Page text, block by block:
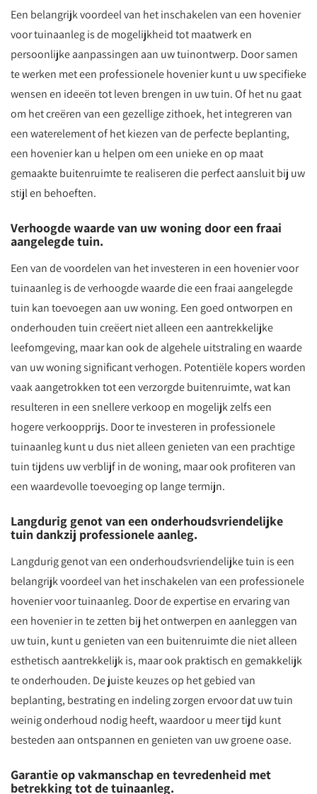
Een belangrijk voordeel van het inschakelen van een hovenier
voor tuinaanleg is de mogelijkheid tot maatwerk en
persoonlijke aanpassingen aan uw tuinontwerp. Door samen
te werken met een professionele hovenier kunt u uw specifieke
wensen en ideeën tot leven brengen in uw tuin. Of het nu gaat
om het creëren van een gezellige zithoek, het integreren van
een waterelement of het kiezen van de perfecte beplanting,
een hovenier kan u helpen om een unieke en op maat
gemaakte buitenruimte te realiseren die perfect aansluit bij uw
stijl en behoeften.
Verhoogde waarde van uw woning door een fraai
aangelegde tuin.
Een van de voordelen van het investeren in een hovenier voor
tuinaanleg is de verhoogde waarde die een fraai aangelegde
tuin kan toevoegen aan uw woning. Een goed ontworpen en
onderhouden tuin creëert niet alleen een aantrekkelijke
leefomgeving, maar kan ook de algehele uitstraling en waarde
van uw woning significant verhogen. Potentiële kopers worden
vaak aangetrokken tot een verzorgde buitenruimte, wat kan
resulteren in een snellere verkoop en mogelijk zelfs een
hogere verkoopprijs. Door te investeren in professionele
tuinaanleg kunt u dus niet alleen genieten van een prachtige
tuin tijdens uw verblijf in de woning, maar ook profiteren van
een waardevolle toevoeging op lange termijn.
Langdurig genot van een onderhoudsvriendelijke
tuin dankzij professionele aanleg.
Langdurig genot van een onderhoudsvriendelijke tuin is een
belangrijk voordeel van het inschakelen van een professionele
hovenier voor tuinaanleg. Door de expertise en ervaring van
een hovenier in te zetten bij het ontwerpen en aanleggen van
uw tuin, kunt u genieten van een buitenruimte die niet alleen
esthetisch aantrekkelijk is, maar ook praktisch en gemakkelijk
te onderhouden. De juiste keuzes op het gebied van
beplanting, bestrating en indeling zorgen ervoor dat uw tuin
weinig onderhoud nodig heeft, waardoor u meer tijd kunt
besteden aan ontspannen en genieten van uw groene oase.
Garantie op vakmanschap en tevredenheid met
betrekking tot de tuinaanleg.